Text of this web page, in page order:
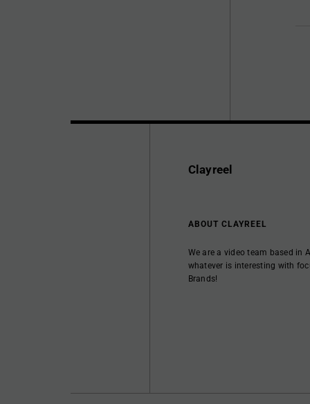
Clayreel
ABOUT CLAYREEL
We are a video team based in
whatever is interesting with
Brands!